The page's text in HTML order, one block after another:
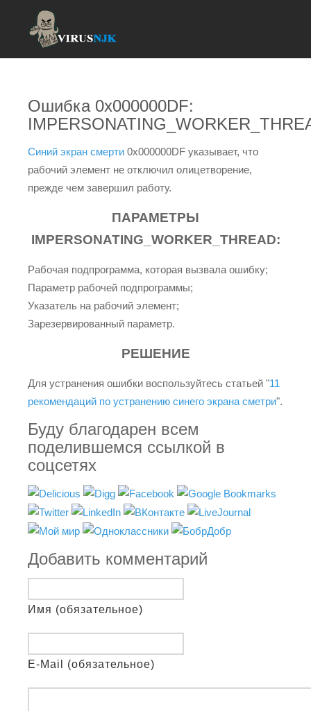
Ошибка 0x000000DF:
Синий экран смерти 0x000000DF указывает, что
рабочий элемент не отключил олицетворение,
прежде чем завершил работу.
ПАРАМЕТРЫ
IMPERSONATING_WORKER_THREAD:
Рабочая подпрограмма, которая вызвала ошибку;
Параметр рабочей подпрограммы;
Указатель на рабочий элемент;
Зарезервированный параметр.
РЕШЕНИЕ
Для устранения ошибки воспользуйтесь статьей "11
рекомендаций по устранению синего экрана сметри".
Буду благодарен всем
поделившемся ссылкой в
соцсетях
Добавить комментарий
Имя (обязательное)
E-Mail (обязательное)